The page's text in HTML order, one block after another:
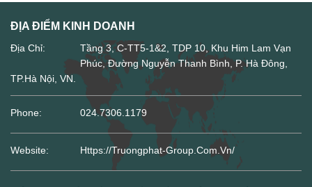
ĐỊA ĐIỂM KINH DOANH
Địa Chỉ:
Tầng 3, C-TT5-1&2, TDP 10, Khu Him Lam Vạn
Phúc, Đường Nguyễn Thanh Bình, P. Hà Đông,
TP.Hà Nội, VN.
Phone: 024.7306.1179
Website: Https://truongphat-Group.com.vn/